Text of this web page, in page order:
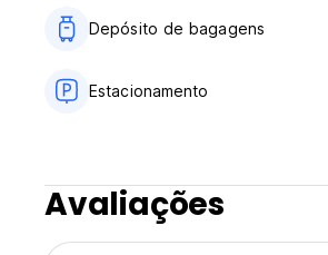
Depósito de bagagens
Estacionamento
Avaliações